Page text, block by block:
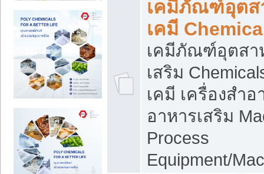
เคมีภัณฑ์อุตส
เคมี
เคมีภัณฑ์อุตสา
เสริม
เคมี เครื่องสำ
อาหารเสริม
Process
Equipment/